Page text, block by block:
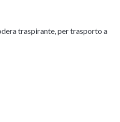
traspirante, per trasporto a